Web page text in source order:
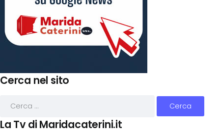
Cerca nel sito
La Tv di Maridacaterini.it